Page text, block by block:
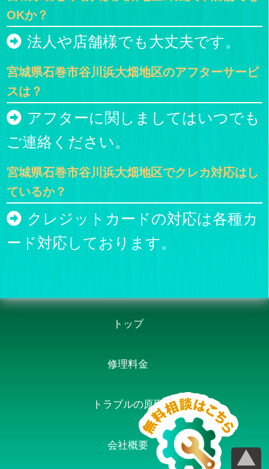
OKか？
法人や店舗様でも大丈夫です。
宮城県石巻市谷川浜大畑地区のアフターサービ
スは？
アフターに関しましてはいつでも
ご連絡ください。
宮城県石巻市谷川浜大畑地区でクレカ対応はし
ているか？
クレジットカードの対応は各種カ
ード対応しております。
トップ
修理料金
トラブルの原因
会社概要